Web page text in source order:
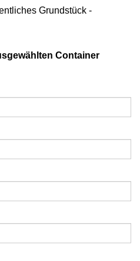
Grundstück -
Container